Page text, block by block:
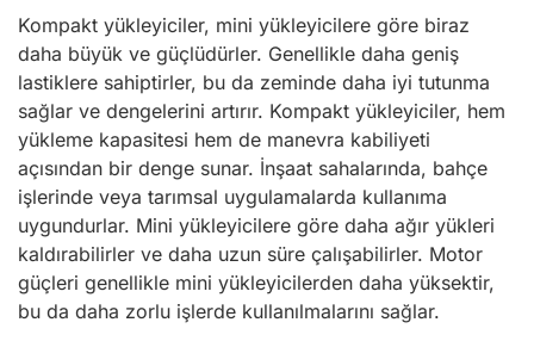
Kompakt yükleyiciler, mini yükleyicilere göre biraz
daha büyük ve güçlüdürler. Genellikle daha geniş
lastiklere sahiptirler, bu da zeminde daha iyi tutunma
sağlar ve dengelerini artırır. Kompakt yükleyiciler, hem
yükleme kapasitesi hem de manevra kabiliyeti
açısından bir denge sunar. İnşaat sahalarında, bahçe
işlerinde veya tarımsal uygulamalarda kullanıma
uygundurlar. Mini yükleyicilere göre daha ağır yükleri
kaldırabilirler ve daha uzun süre çalışabilirler. Motor
güçleri genellikle mini yükleyicilerden daha yüksektir,
bu da daha zorlu işlerde kullanılmalarını sağlar.